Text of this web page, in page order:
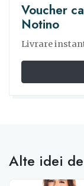
Voucher
Notino
Livrare
Alte idei